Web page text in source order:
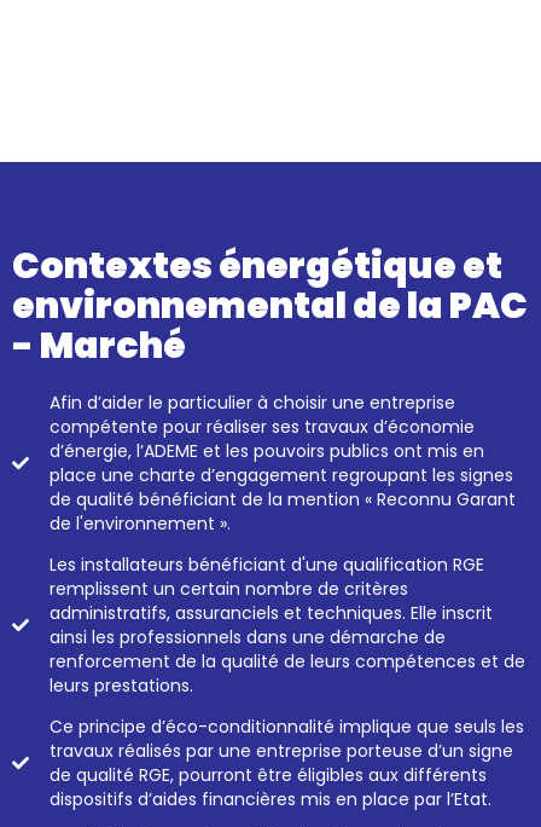
Contextes énergétique et
environnemental de la PAC
- Marché
Afin d’aider le particulier à choisir une entreprise
compétente pour réaliser ses travaux d’économie
d’énergie, l’ADEME et les pouvoirs publics ont mis en
place une charte d’engagement regroupant les signes
de qualité bénéficiant de la mention « Reconnu Garant
de l'environnement ».
Les installateurs bénéficiant d'une qualification RGE
remplissent un certain nombre de critères
administratifs, assuranciels et techniques. Elle inscrit
ainsi les professionnels dans une démarche de
renforcement de la qualité de leurs compétences et de
leurs prestations.
Ce principe d’éco-conditionnalité implique que seuls les
travaux réalisés par une entreprise porteuse d’un signe
de qualité RGE, pourront être éligibles aux différents
dispositifs d’aides financières mis en place par l’Etat.